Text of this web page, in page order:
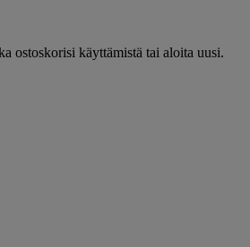
ostoskorisi käyttämistä tai aloita uusi.